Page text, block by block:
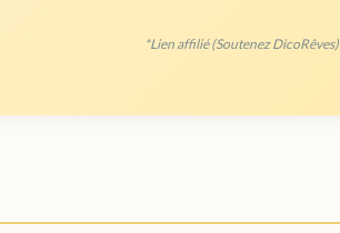
*Lien affilié (Soutenez DicoRêves)